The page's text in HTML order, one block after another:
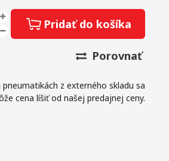
Pridať do košíka
Porovnať
z externého skladu sa
cena líšiť od našej predajnej ceny.